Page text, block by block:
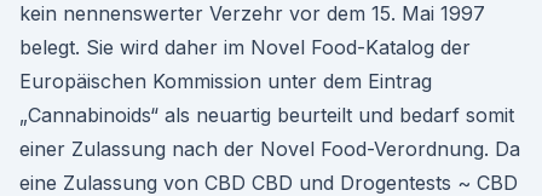
kein nennenswerter Verzehr vor dem 15. Mai 1997
belegt. Sie wird daher im Novel Food-Katalog der
Europäischen Kommission unter dem Eintrag
„Cannabinoids“ als neuartig beurteilt und bedarf somit
einer Zulassung nach der Novel Food-Verordnung. Da
eine Zulassung von CBD CBD und Drogentests ~ CBD